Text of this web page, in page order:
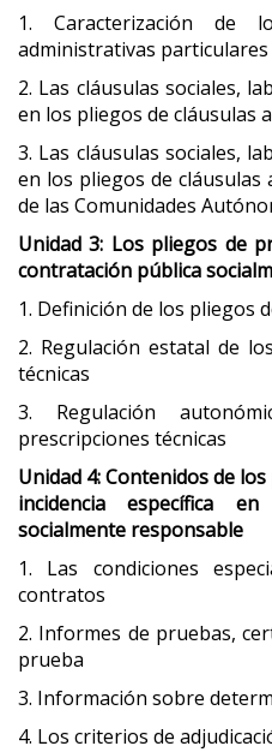
1. Caracterización de
administrativas particulares
2. Las cláusulas sociales,
en los pliegos de cláusulas
3. Las cláusulas sociales,
en los pliegos de
de las Comunidades
Unidad 3: Los pliegos de
contratación pública
1. Definición de los pliegos
2. Regulación estatal de
técnicas
3. Regulación
prescripciones técnicas
Unidad 4: Contenidos de
incidencia específica
socialmente responsable
1. Las condiciones
contratos
2. Informes de pruebas,
prueba
3. Información sobre
4. Los criterios de